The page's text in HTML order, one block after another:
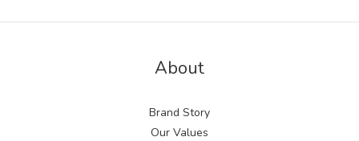
About
Brand Story
Our Values